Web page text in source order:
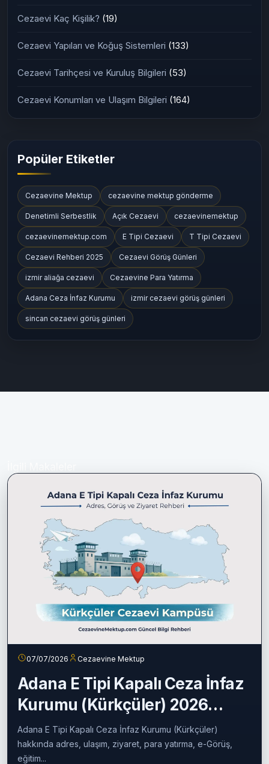
Cezaevi Kaç Kişilik? (19)
Cezaevi Yapıları ve Koğuş Sistemleri (133)
Cezaevi Tarihçesi ve Kuruluş Bilgileri (53)
Cezaevi Konumları ve Ulaşım Bilgileri (164)
Popüler Etiketler
Cezaevine Mektup cezaevine mektup gönderme
Denetimli Serbestlik Açık Cezaevi cezaevinemektup
cezaevinemektup.com E Tipi Cezaevi T Tipi Cezaevi
Cezaevi Rehberi 2025 Cezaevi Görüş Günleri
izmir aliağa cezaevi Cezaevine Para Yatırma
Adana Ceza İnfaz Kurumu izmir cezaevi görüş günleri
sincan cezaevi görüş günleri
07/07/2026 Cezaevine Mektup
Adana E Tipi Kapalı Ceza İnfaz
Kurumu (Kürkçüler) 2026
Rehberi
Adana E Tipi Kapalı Ceza İnfaz Kurumu (Kürkçüler)
hakkında adres, ulaşım, ziyaret, para yatırma, e-Görüş,
eğitim...